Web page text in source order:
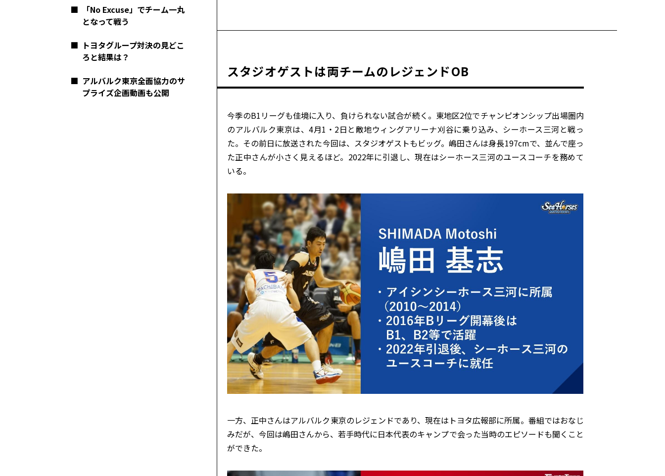
■
「No Excuse」でチーム一丸
となって戦う
■ トヨタグループ対決の見どこ
ろと結果は？
■ アルバルク東京全面協力のサ
プライズ企画動画も公開
スタジオゲストは両チームのレジェンドOB
今季のB1リーグも佳境に入り、負けられない試合が続く。東地区2位でチャンピオンシップ出場圏内
のアルバルク東京は、4月1・2日と敵地ウィングアリーナ刈谷に乗り込み、シーホース三河と戦っ
た。その前日に放送された今回は、スタジオゲストもビッグ。嶋田さんは身長197cmで、並んで座っ
た正中さんが小さく見えるほど。2022年に引退し、現在はシーホース三河のユースコーチを務めて
いる。
一方、正中さんはアルバルク東京のレジェンドであり、現在はトヨタ広報部に所属。番組ではおなじ
みだが、今回は嶋田さんから、若手時代に日本代表のキャンプで会った当時のエピソードも聞くこと
ができた。